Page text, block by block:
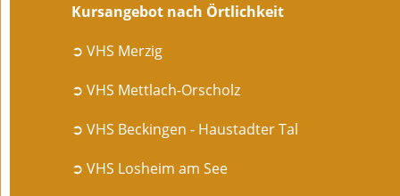
Kursangebot nach Örtlichkeit
➲ VHS Merzig
➲ VHS Mettlach-Orscholz
➲ VHS Beckingen - Haustadter Tal
➲ VHS Losheim am See